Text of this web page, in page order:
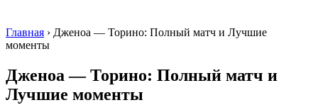
Главная › Дженоа — Торино: Полный матч и Лучшие
моменты
Дженоа — Торино: Полный матч и
Лучшие моменты